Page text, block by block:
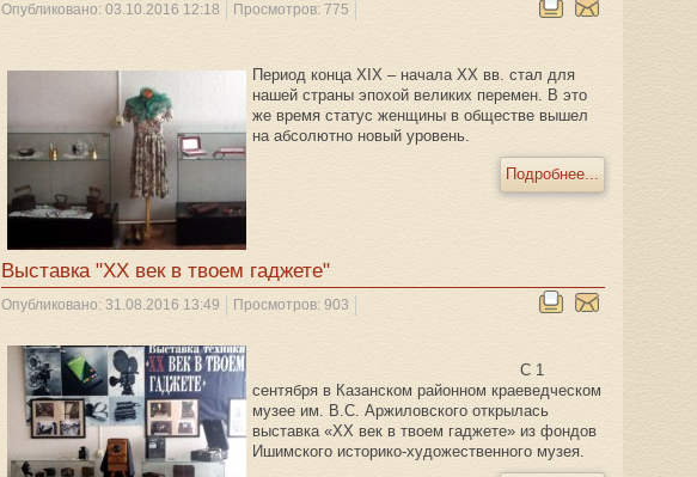
Опубликовано: 03.10.2016 12:18 Просмотров: 775
Период конца XIX – начала XX вв. стал для
нашей страны эпохой великих перемен. В это
же время статус женщины в обществе вышел
на абсолютно новый уровень.
Подробнее...
Выставка "XX век в твоем гаджете"
Опубликовано: 31.08.2016 13:49 Просмотров: 903
С 1
сентября в Казанском районном краеведческом
музее им. В.С. Аржиловского открылась
выставка «ХХ век в твоем гаджете» из фондов
Ишимского историко-художественного музея.